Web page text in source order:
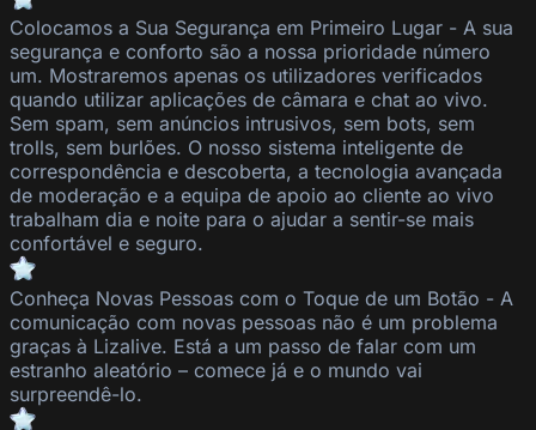
Colocamos a Sua Segurança em Primeiro Lugar - A sua
segurança e conforto são a nossa prioridade número
um. Mostraremos apenas os utilizadores verificados
quando utilizar aplicações de câmara e chat ao vivo.
Sem spam, sem anúncios intrusivos, sem bots, sem
trolls, sem burlões. O nosso sistema inteligente de
correspondência e descoberta, a tecnologia avançada
de moderação e a equipa de apoio ao cliente ao vivo
trabalham dia e noite para o ajudar a sentir-se mais
confortável e seguro.
Conheça Novas Pessoas com o Toque de um Botão - A
comunicação com novas pessoas não é um problema
graças à Lizalive. Está a um passo de falar com um
estranho aleatório – comece já e o mundo vai
surpreendê-lo.